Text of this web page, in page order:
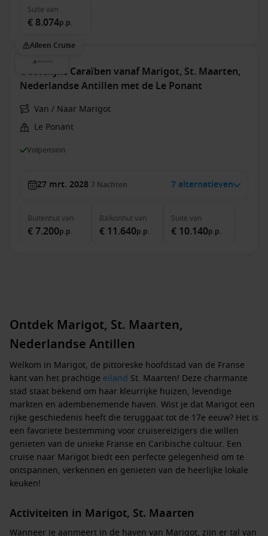
Suite van
€ 8.074p.p.
Alleen Cruise
Oostelijke Caraïben vanaf Marigot, St. Maarten,
Nederlandse Antillen met de Le Ponant
Van / Naar Marigot
Le Ponant
Volpension
27 mrt. 2028 7 Nachten 7 alternatieven
Buitenhutvan
€ 7.200p.p.
Balkonhutvan
€ 11.640p.p.
Suite van
€ 10.140p.p.
Ontdek Marigot, St. Maarten,
Nederlandse Antillen
Welkom in Marigot, de pittoreske hoofdstad van de Franse
kant van het prachtige eiland St. Maarten! Deze charmante
stad staat bekend om haar kleurrijke huizen, levendige
markten en adembenemende haven. Wist je dat Marigot een
rijke geschiedenis heeft die teruggaat tot de 17e eeuw? Het is
een favoriete bestemming voor cruisereizigers die willen
genieten van de unieke Franse en Caribische cultuur. Een
cruise naar Marigot biedt een perfecte gelegenheid om te
ontspannen, verkennen en genieten van de heerlijke lokale
keuken!
Activiteiten in Marigot, St. Maarten
Wanneer je aanmeert in de haven van Marigot, zijn er tal van